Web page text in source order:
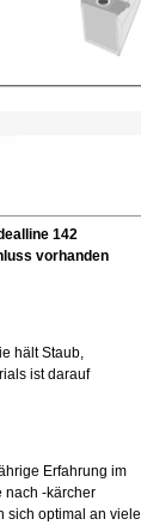
142
vorhanden
hält Staub,
ist darauf
Erfahrung im
nach -kärcher
sich optimal an viele